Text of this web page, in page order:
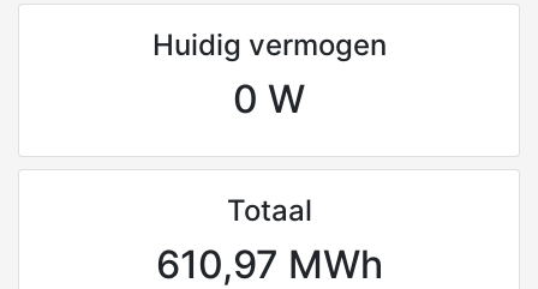
Huidig vermogen
0 W
Totaal
610,97 MWh